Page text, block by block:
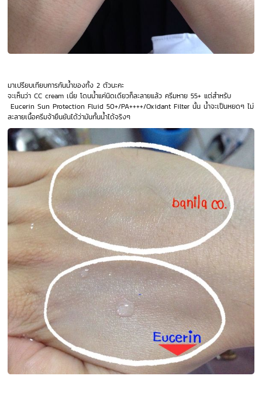
มาเปรียบเทียบการกันน้ำของทั้ง 2 ตัวนะคะ
จะเห็นว่า CC cream เนี่ย โดนน้ำแค่นิดเดียวก็ละลายแล้ว ครีมหาย 55+ แต่สำหรับ
Eucerin Sun Protection Fluid 50+/PA++++/Oxidant Filter นั้น น้ำจะเป็นหยดๆ ไม่
ละลายเนื้อครีมจ้ายืนยันได้ว่ามันกั้นน้ำได้จริงๆ